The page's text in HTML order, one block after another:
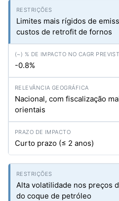
Limites mais rígidos de
custos de retrofit de fornos
-0.8%
Nacional, com fiscalização
orientais
Curto prazo (≤ 2 anos)
Alta volatilidade nos preços
do coque de petróleo